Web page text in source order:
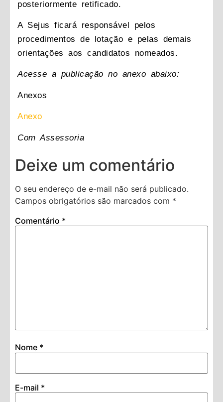
posteriormente retificado.
A Sejus ficará responsável pelos
procedimentos de lotação e pelas demais
orientações aos candidatos nomeados.
Acesse a publicação no anexo abaixo:
Anexos
Anexo
Com Assessoria
Deixe um comentário
O seu endereço de e-mail não será publicado.
Campos obrigatórios são marcados com *
Comentário *
Nome *
E-mail *